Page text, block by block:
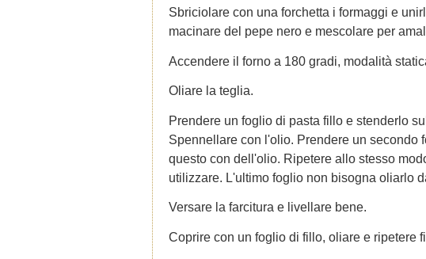
Sbriciolare con una forchetta i formaggi e
macinare del pepe nero e mescolare per
Accendere il forno a 180 gradi, modalità
Oliare la teglia.
Prendere un foglio di pasta fillo e stenderlo
Spennellare con l'olio. Prendere un secondo
questo con dell'olio. Ripetere allo stesso
utilizzare. L'ultimo foglio non bisogna oliarlo
Versare la farcitura e livellare bene.
Coprire con un foglio di fillo, oliare e ripetere